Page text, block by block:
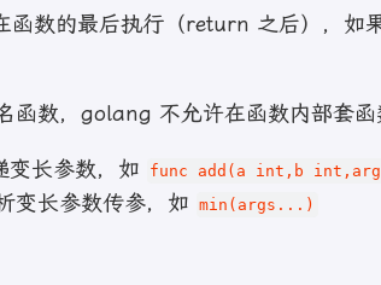
函数的最后执行（return 之后），如
函数，golang 不允许在函数内部套函
变长参数，如 func add(a int,b
变长参数传参，如
min(args...)